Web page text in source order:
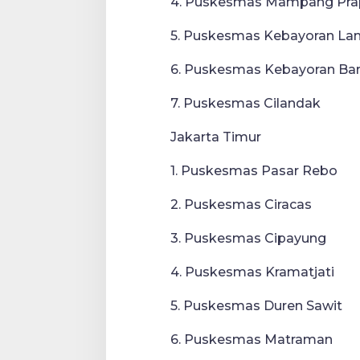
5. Puskesmas Kebayoran
6. Puskesmas Kebayoran
7. Puskesmas Cilandak
Jakarta Timur
1. Puskesmas Pasar Rebo
2. Puskesmas Ciracas
3. Puskesmas Cipayung
4. Puskesmas Kramatjati
5. Puskesmas Duren Sawit
6. Puskesmas Matraman